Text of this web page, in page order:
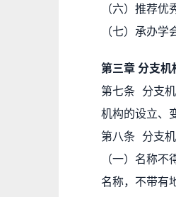
（六）推荐
（七）承办
第三章 分支机
第七条 分支
机构的设立、
第八条 分支
（一）名称
名称，不带有